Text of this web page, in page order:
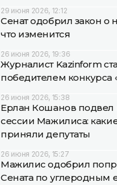
29 июня 2026, 12:12
Сенат одобрил закон о
что изменится
26 июня 2026, 19:36
Журналист Kazinform
победителем конкурса
26 июня 2026, 15:38
Ерлан Кошанов подвел
сессии Мажилиса:
приняли депутаты
26 июня 2026, 15:27
Мажилис одобрил
Сената по углеродным